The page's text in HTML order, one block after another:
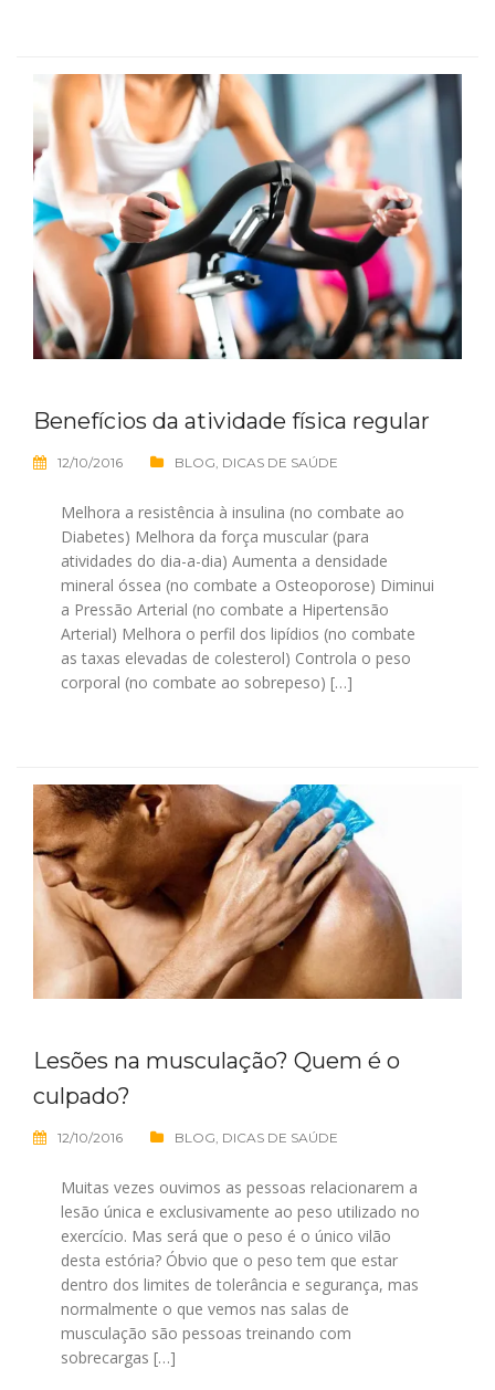
Benefícios da atividade física regular
12/10/2016 BLOG, DICAS DE SAÚDE
Melhora a resistência à insulina (no combate ao
Diabetes) Melhora da força muscular (para
atividades do dia-a-dia) Aumenta a densidade
mineral óssea (no combate a Osteoporose) Diminui
a Pressão Arterial (no combate a Hipertensão
Arterial) Melhora o perfil dos lipídios (no combate
as taxas elevadas de colesterol) Controla o peso
corporal (no combate ao sobrepeso) […]
Lesões na musculação? Quem é o
culpado?
12/10/2016 BLOG, DICAS DE SAÚDE
Muitas vezes ouvimos as pessoas relacionarem a
lesão única e exclusivamente ao peso utilizado no
exercício. Mas será que o peso é o único vilão
desta estória? Óbvio que o peso tem que estar
dentro dos limites de tolerância e segurança, mas
normalmente o que vemos nas salas de
musculação são pessoas treinando com
sobrecargas […]